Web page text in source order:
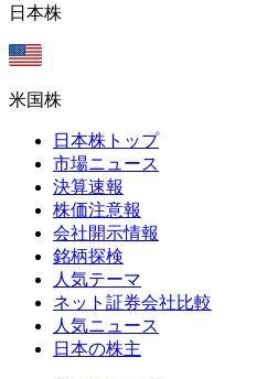
日本株
米国株
日本株トップ
市場ニュース
決算速報
株価注意報
会社開示情報
銘柄探検
人気テーマ
ネット証券会社比較
人気ニュース
日本の株主